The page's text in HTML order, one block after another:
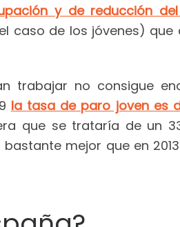
y de reducción
caso de los jóvenes)
trabajar no consigue
la tasa de paro joven es
que se trataría de un
mejor que en